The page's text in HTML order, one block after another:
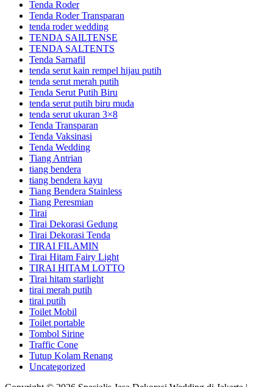
Tenda Roder
Tenda Roder Transparan
tenda roder wedding
TENDA SAILTENSE
TENDA SALTENTS
Tenda Sarnafil
tenda serut kain rempel hijau putih
tenda serut merah putih
Tenda Serut Putih Biru
tenda serut putih biru muda
tenda serut ukuran 3×8
Tenda Transparan
Tenda Vaksinasi
Tenda Wedding
Tiang Antrian
tiang bendera
tiang bendera kayu
Tiang Bendera Stainless
Tiang Peresmian
Tirai
Tirai Dekorasi Gedung
Tirai Dekorasi Tenda
TIRAI FILAMIN
Tirai Hitam Fairy Light
TIRAI HITAM LOTTO
Tirai hitam starlight
tirai merah putih
tirai putih
Toilet Mobil
Toilet portable
Tombol Sirine
Traffic Cone
Tutup Kolam Renang
Uncategorized